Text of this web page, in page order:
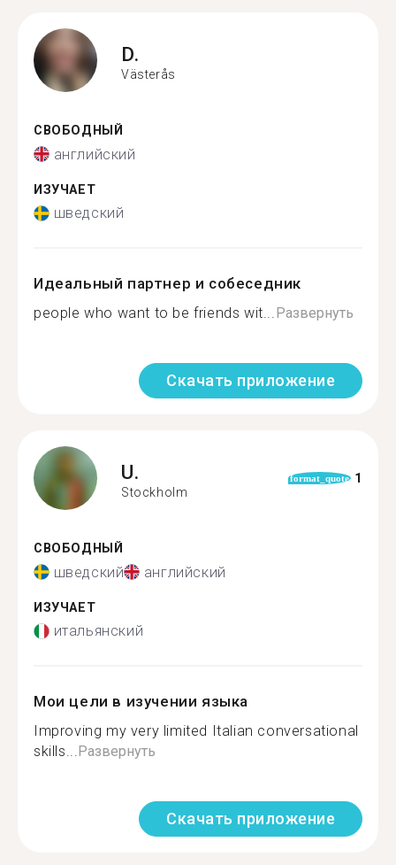
D.
Västerås
СВОБОДНЫЙ
английский
ИЗУЧАЕТ
шведский
Идеальный партнер и собеседник
people who want to be friends wit...Развернуть
Скачать приложение
U.
Stockholm
format_quote 1
СВОБОДНЫЙ
шведский английский
ИЗУЧАЕТ
итальянский
Мои цели в изучении языка
Improving my very limited Italian conversational
skills...Развернуть
Скачать приложение